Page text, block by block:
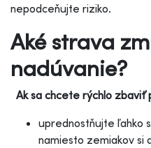
nepodceňujte riziko.
Aké strava
nadúvanie?
Ak sa chcete rýchlo zbaviť
uprednostňujte ľahko
namiesto zemiakov si